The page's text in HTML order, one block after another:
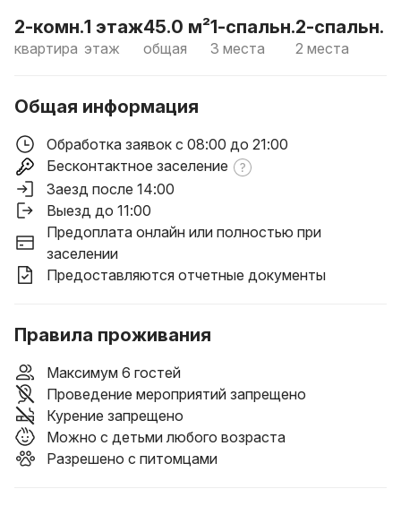
2-комн.
квартира
1 этаж
этаж
45.0 м²
общая
1-спальн.
3 места
2-спальн.
2 места
Общая информация
Обработка заявок с 08:00 до 21:00
Бесконтактное заселение
Заезд после 14:00
Выезд до 11:00
Предоплата онлайн или полностью при
заселении
Предоставляются отчетные документы
Правила проживания
Максимум 6 гостей
Проведение мероприятий запрещено
Курение запрещено
Можно с детьми любого возраста
Разрешено с питомцами